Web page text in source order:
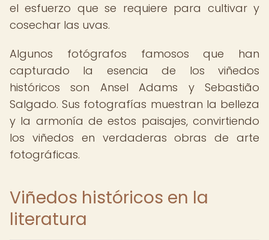
el esfuerzo que se requiere para cultivar y
cosechar las uvas.
Algunos fotógrafos famosos que han
capturado la esencia de los viñedos
históricos son Ansel Adams y Sebastião
Salgado. Sus fotografías muestran la belleza
y la armonía de estos paisajes, convirtiendo
los viñedos en verdaderas obras de arte
fotográficas.
Viñedos históricos en la
literatura